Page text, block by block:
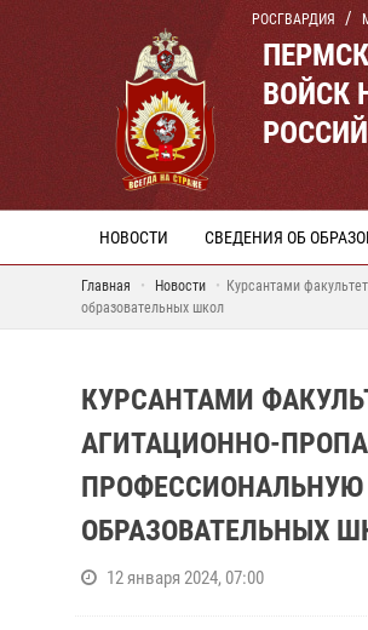
РОСГВАРДИЯ
ВОЙСК
НОВОСТИ СВЕДЕНИЯ ОБ
Главная Новости
Курсантами
образовательных школ
КУРСАНТАМИ
АГИТАЦИОННО-
ОБРАЗОВАТЕЛЬНЫХ
12 января 2024, 07:00